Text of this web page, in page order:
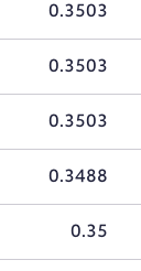
0.3503
0.3503
0.3503
0.3488
0.35